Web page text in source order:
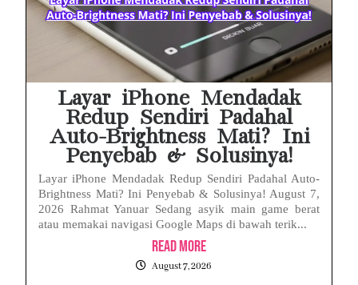
Layar iPhone Mendadak
Redup Sendiri Padahal
Auto-Brightness Mati? Ini
Penyebab & Solusinya!
Layar iPhone Mendadak Redup Sendiri Padahal Auto-
Brightness Mati? Ini Penyebab & Solusinya! August 7,
2026 Rahmat Yanuar Sedang asyik main game berat
atau memakai navigasi Google Maps di bawah terik...
Read More
August 7, 2026